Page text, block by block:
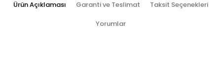
Ürün Açıklaması Garanti ve Teslimat Taksit Seçenekleri
Yorumlar